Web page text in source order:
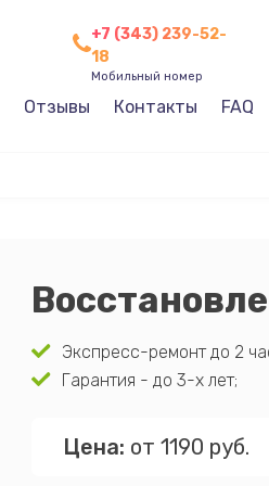
+7 (343) 239-52-
18
Мобильный номер
Отзывы Контакты FAQ
Экспресс-ремонт до 2
Гарантия - до 3-х лет;
Цена: от 1190 руб.